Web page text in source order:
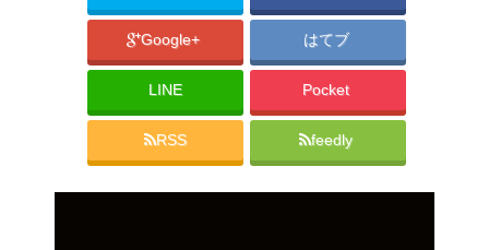
Google+ はてブ
LINE Pocket
RSS feedly